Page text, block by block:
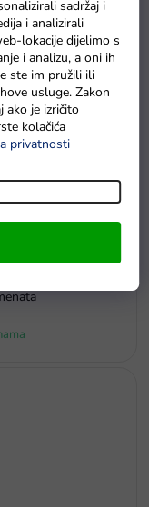
sadržaj i
i analizirali
lokacije dijelimo s
i analizu, a oni ih
ste im pružili ili
usluge. Zakon
ako je izričito
kolačića
privatnosti
igračaka Vez
kocka i